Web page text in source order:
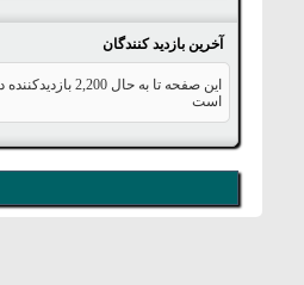
آخرین بازدید کنندگان
این صفحه تا به حال 2,200 بازدیدکننده
است